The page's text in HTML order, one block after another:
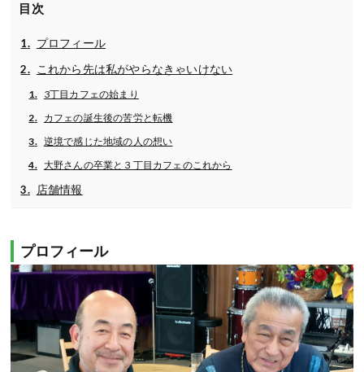
目次
プロフィール
これから先は私がやらなきゃいけない
3丁目カフェの始まり
カフェの誕生後の苦労と転機
逆境で感じた地域の人の想い
大野さんの卒業と３丁目カフェのこれから
店舗情報
プロフィール